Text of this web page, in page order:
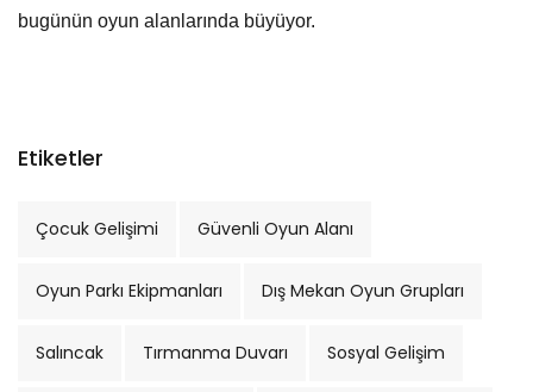
bugünün oyun alanlarında büyüyor.
Etiketler
Çocuk Gelişimi Güvenli Oyun Alanı
Oyun Parkı Ekipmanları Dış Mekan Oyun Grupları
Salıncak Tırmanma Duvarı Sosyal Gelişim